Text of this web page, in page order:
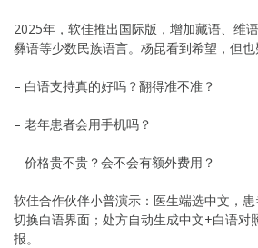
2025年，软佳推出国际版，增加藏语、维
彝语等少数民族语言。杨昆看到希望，但也
– 白语支持真的好吗？翻得准不准？
– 老年患者会用手机吗？
– 价格贵不贵？会不会有额外费用？
软佳合作伙伴小普演示：医生端选中文，
切换白语界面；处方自动生成中文+白语对
报。